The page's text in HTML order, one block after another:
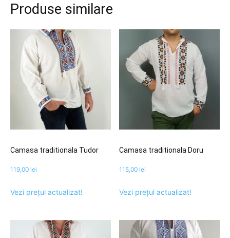
Produse similare
Camasa traditionala Tudor
119,00 lei
Vezi prețul actualizat!
Camasa traditionala Doru
115,00 lei
Vezi prețul actualizat!